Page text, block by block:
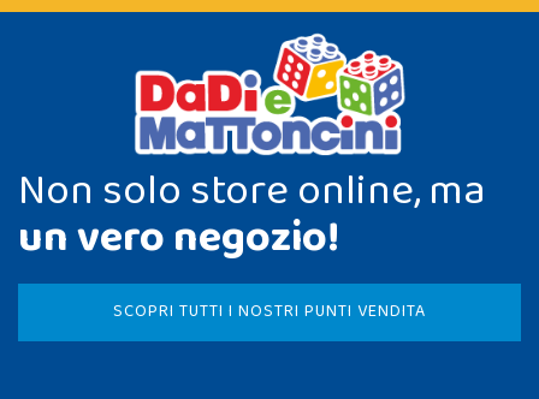
Non solo store online, ma
un vero negozio!
SCOPRI TUTTI I NOSTRI PUNTI VENDITA